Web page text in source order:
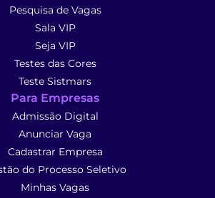
Pesquisa de Vagas
Sala VIP
Seja VIP
Testes das Cores
Teste Sistmars
Para Empresas
Admissão Digital
Anunciar Vaga
Cadastrar Empresa
do Processo Seletivo
Minhas Vagas